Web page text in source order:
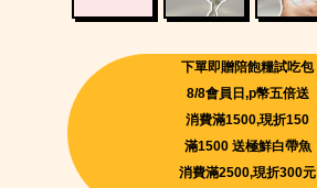
下單即贈陪飽糧試吃包
8/8會員日,p幣五倍送
消費滿1500,現折150
滿1500 送極鮮白帶魚
消費滿2500,現折300元